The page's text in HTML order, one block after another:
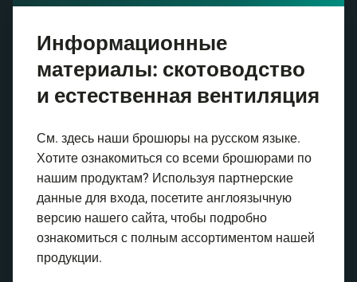
Информационные
материалы: скотоводство
и естественная вентиляция
См. здесь наши брошюры на русском языке.
Хотите ознакомиться со всеми брошюрами по
нашим продуктам? Используя партнерские
данные для входа, посетите англоязычную
версию нашего сайта, чтобы подробно
ознакомиться с полным ассортиментом нашей
продукции.